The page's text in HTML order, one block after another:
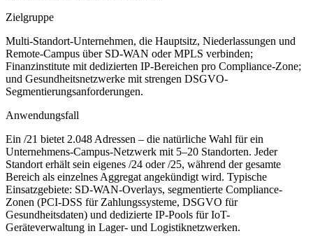
Zielgruppe
Multi-Standort-Unternehmen, die Hauptsitz, Niederlassungen und
Remote-Campus über SD-WAN oder MPLS verbinden;
Finanzinstitute mit dedizierten IP-Bereichen pro Compliance-Zone;
und Gesundheitsnetzwerke mit strengen DSGVO-
Segmentierungsanforderungen.
Anwendungsfall
Ein /21 bietet 2.048 Adressen – die natürliche Wahl für ein
Unternehmens-Campus-Netzwerk mit 5–20 Standorten. Jeder
Standort erhält sein eigenes /24 oder /25, während der gesamte
Bereich als einzelnes Aggregat angekündigt wird. Typische
Einsatzgebiete: SD-WAN-Overlays, segmentierte Compliance-
Zonen (PCI-DSS für Zahlungssysteme, DSGVO für
Gesundheitsdaten) und dedizierte IP-Pools für IoT-
Geräteverwaltung in Lager- und Logistiknetzwerken.